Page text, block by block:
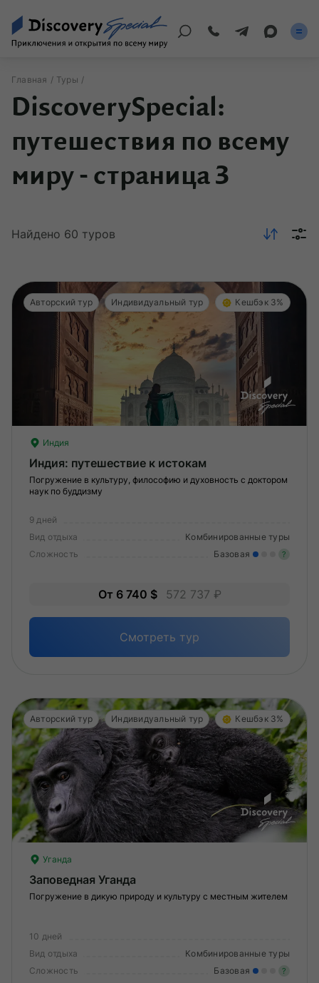
Страны
По России
Регионы
Круизы
Корпоративные
О компании
Сертификаты
Подписаться
11:00–20:00
Главная Туры
DiscoverySpecial:
путешествия по всему
миру - страница 3
Найдено 60 туров
Авторский тур Индивидуальный тур Кешбэк 3%
Индия
Индия: путешествие к истокам
Погружение в культуру, философию и духовность с доктором
наук по буддизму
9 дней
Вид отдыха
Комбинированные туры
Сложность
Базовая ?
От 6 740 $ 572 737 ₽
Смотреть тур
Авторский тур Индивидуальный тур Кешбэк 3%
Уганда
Заповедная Уганда
Погружение в дикую природу и культуру с местным жителем
10 дней
Вид отдыха
Комбинированные туры
Сложность
Базовая ?